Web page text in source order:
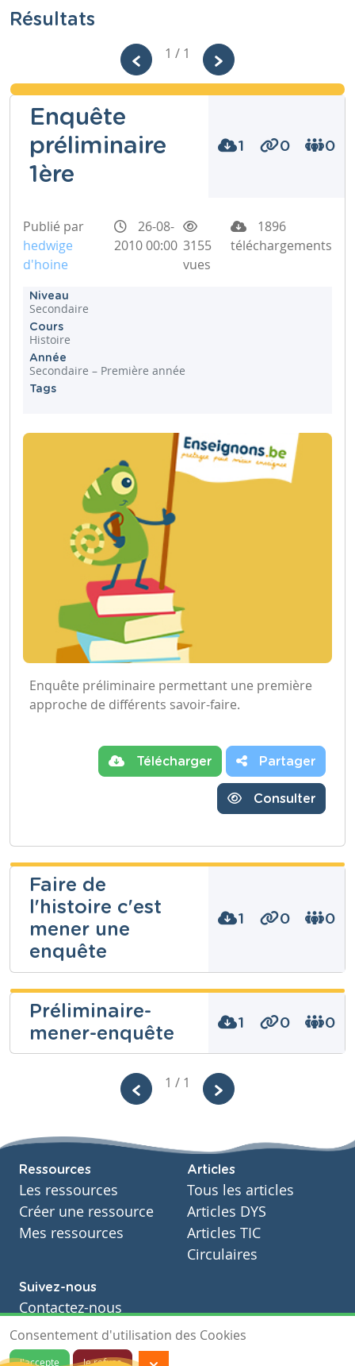
Résultats
1 / 1
Enquête
préliminaire
1ère
1 0 0
Publié par
hedwige
d'hoine
26-08-
2010 00:00 3155
vues
1896
téléchargements
Niveau
Secondaire
Cours
Histoire
Année
Secondaire – Première année
Tags
Enquête préliminaire permettant une première
approche de différents savoir-faire.
Télécharger Partager
Consulter
Faire de
l'histoire c'est
mener une
enquête
1 0 0
cath Cath
Niveau
Tags
Enquête préliminaire histoire
Préliminaire-
mener-enquête
1 0 0
Secondaire
Histoire
Année
Secondaire – Première année
Tags
préliminaire
1 / 1
Ressources
Les ressources
Créer une ressource
Mes ressources
Articles
Tous les articles
Articles DYS
Articles TIC
Circulaires
Suivez-nous
Contactez-nous
Soutien scolaire
Notre page Facebook
Consentement d'utilisation des Cookies
J'accepte Je refuse